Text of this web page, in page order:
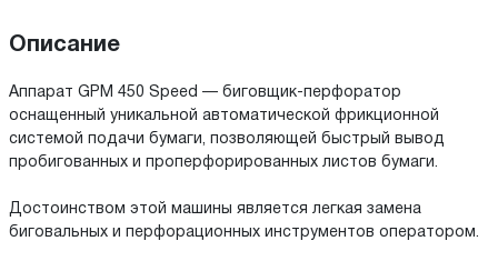
Описание
Аппарат GPM 450 Speed — биговщик-перфоратор
оснащенный уникальной автоматической фрикционной
системой подачи бумаги, позволяющей быстрый вывод
пробигованных и проперфорированных листов бумаги.
Достоинством этой машины является легкая замена
биговальных и перфорационных инструментов оператором.